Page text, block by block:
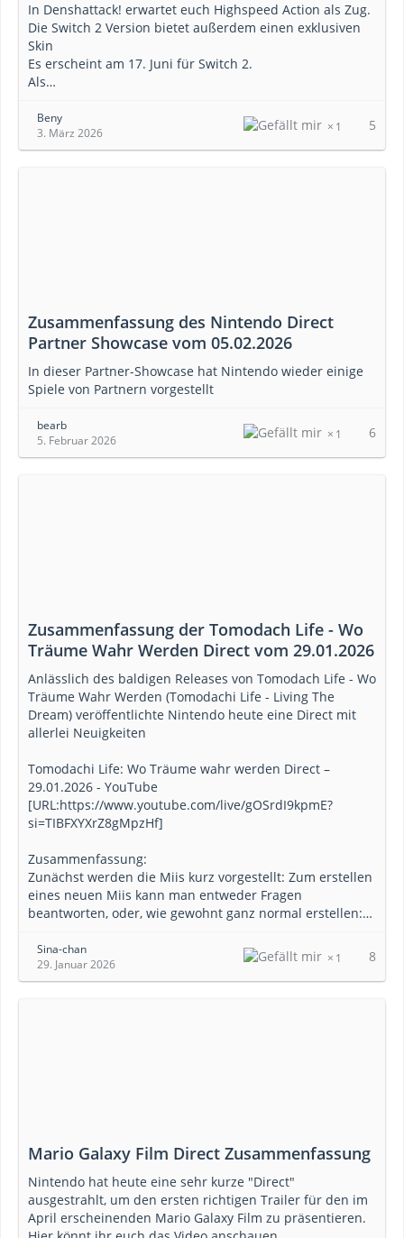
In Denshattack! erwartet euch Highspeed Action als Zug.
Die Switch 2 Version bietet außerdem einen exklusiven
Skin
Es erscheint am 17. Juni für Switch 2.
Als…
Beny
3. März 2026
1 5
Zusammenfassung des Nintendo Direct
Partner Showcase vom 05.02.2026
In dieser Partner-Showcase hat Nintendo wieder einige
Spiele von Partnern vorgestellt
bearb
5. Februar 2026
1 6
Zusammenfassung der Tomodach Life - Wo
Träume Wahr Werden Direct vom 29.01.2026
Anlässlich des baldigen Releases von Tomodach Life - Wo
Träume Wahr Werden (Tomodachi Life - Living The
Dream) veröffentlichte Nintendo heute eine Direct mit
allerlei Neuigkeiten
Tomodachi Life: Wo Träume wahr werden Direct –
29.01.2026 - YouTube
[URL:https://www.youtube.com/live/gOSrdI9kpmE?
si=TIBFXYXrZ8gMpzHf]
Zusammenfassung:
Zunächst werden die Miis kurz vorgestellt: Zum erstellen
eines neuen Miis kann man entweder Fragen
beantworten, oder, wie gewohnt ganz normal erstellen:…
Sina-chan
29. Januar 2026
1 8
Mario Galaxy Film Direct Zusammenfassung
Nintendo hat heute eine sehr kurze "Direct"
ausgestrahlt, um den ersten richtigen Trailer für den im
April erscheinenden Mario Galaxy Film zu präsentieren.